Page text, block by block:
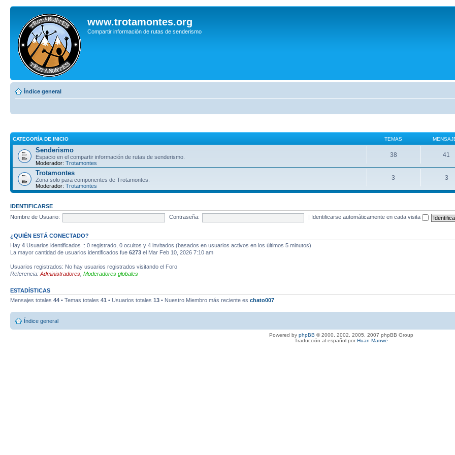
www.trotamontes.org
Compartir información de rutas de senderismo
Índice general
CATEGORÍA DE INICIO TEMAS
Senderismo
Espacio en el compartir información de rutas de senderismo.
Moderador: Trotamontes
38 41
Trotamontes
Zona solo para componentes de Trotamontes.
Moderador: Trotamontes
3 3
IDENTIFICARSE
Nombre de Usuario:
Contraseña: Identificarse automáticamente en cada visita
¿QUIÉN ESTÁ CONECTADO?
Hay 4 Usuarios identificados :: 0 registrado, 0 ocultos y 4 invitados (basados en usuarios activos en los últimos 5 minutos)
La mayor cantidad de usuarios identificados fue 6273 el Mar Feb 10, 2026 7:10 am
Usuarios registrados: No hay usuarios registrados visitando el Foro
Referencia: Administradores Moderadores globales
ESTADÍSTICAS
Mensajes totales 44 • Temas totales 41 • Usuarios totales 13 • Nuestro Miembro más reciente es chato007
Índice general
Powered by phpBB © 2000, 2002, 2005, 2007 phpBB Group
Traducción al español porHuan Manwë